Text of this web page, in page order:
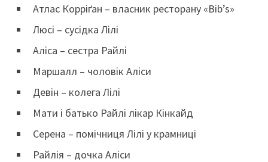
Атлас Корріґан – власник ресторану «Bib’s»
Люсі – сусідка Лілі
Аліса – сестра Райлі
Маршалл – чоловік Аліси
Девін – колега Лілі
Мати і батько Райлі лікар Кінкайд
Серена – помічниця Лілі у крамниці
Райлія – дочка Аліси